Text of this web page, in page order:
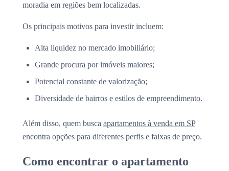
moradia em regiões bem localizadas.
Os principais motivos para investir incluem:
Alta liquidez no mercado imobiliário;
Grande procura por imóveis maiores;
Potencial constante de valorização;
Diversidade de bairros e estilos de empreendimento.
Além disso, quem busca apartamentos à venda em SP
encontra opções para diferentes perfis e faixas de preço.
Como encontrar o apartamento